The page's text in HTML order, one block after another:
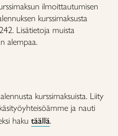
ilmoittautumisen
kurssimaksusta
Lisätietoja muista
alempaa.
kurssimaksuista. Liity
ja nauti
haku täällä.